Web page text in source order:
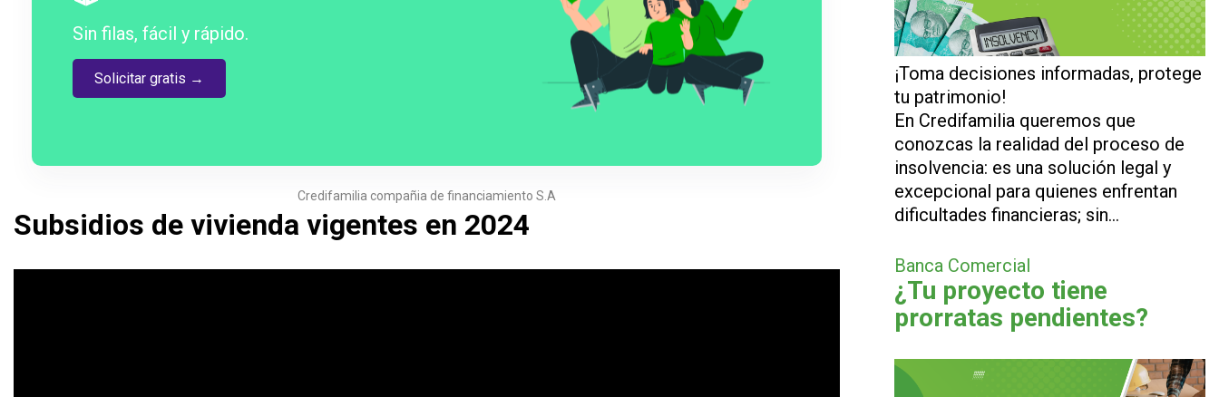
Sin filas, fácil y rápido.
Solicitar gratis →
Credifamilia compañia de financiamiento S.A
Subsidios de vivienda vigentes en 2024
¡Toma decisiones informadas, protege
tu patrimonio!
En Credifamilia queremos que
conozcas la realidad del proceso de
insolvencia: es una solución legal y
excepcional para quienes enfrentan
dificultades financieras; sin…
Banca Comercial
¿Tu proyecto tiene
prorratas pendientes?